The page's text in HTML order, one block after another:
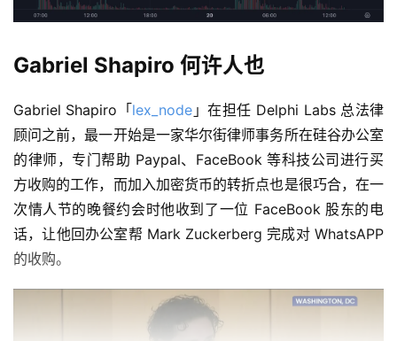
Gabriel Shapiro 何许人也
Gabriel Shapiro「lex_node 」在担任 Delphi Labs 总法律
顾问之前，最一开始是一家华尔街律师事务所在硅谷办公室
的律师，专门帮助 Paypal、FaceBook 等科技公司进行买
方收购的工作，而加入加密货币的转折点也是很巧合，在一
次情人节的晚餐约会时他收到了一位 FaceBook 股东的电
话，让他回办公室帮 Mark Zuckerberg 完成对 WhatsAPP
的收购。